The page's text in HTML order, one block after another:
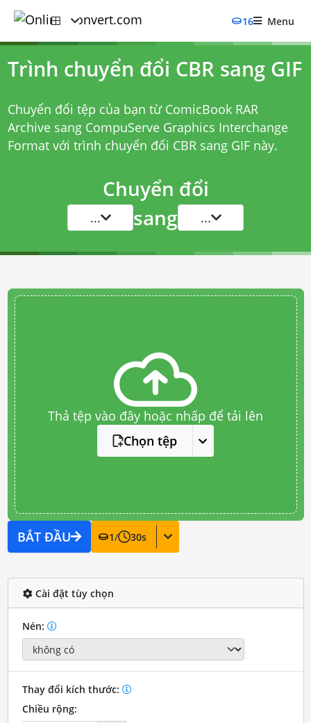
16 Menu
Trình chuyển đổi CBR sang GIF
Chuyển đổi tệp của bạn từ ComicBook RAR
Archive sang CompuServe Graphics Interchange
Format với trình chuyển đổi CBR sang GIFnày.
Chuyển đổi
... sang ...
Thả tệp vào đây hoặc nhấp để tải lên
Chọn tệp
BẮT ĐẦU 1/ 30s
Cài đặt tùy chọn
Nén:
Thay đổi kích thước:
Chiều rộng: